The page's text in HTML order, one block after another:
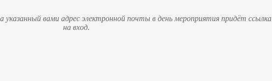
указанный вами адрес электронной почты в день мероприятия придёт ссылка
на вход.